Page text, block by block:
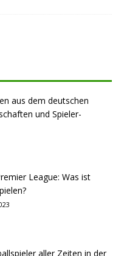
aus dem deutschen
und Spieler-
League: Was ist
aller Zeiten in der